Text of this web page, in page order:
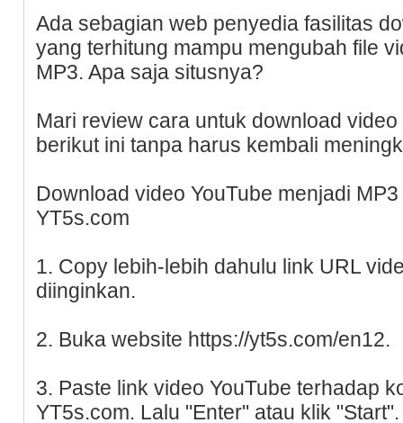
Ada sebagian web penyedia fasilitas
yang terhitung mampu mengubah file
MP3. Apa saja situsnya?
Mari review cara untuk download
berikut ini tanpa harus kembali
Download video YouTube menjadi
YT5s.com
1. Copy lebih-lebih dahulu link URL
diinginkan.
2. Buka website https://yt5s.com/en12.
3. Paste link video YouTube terhadap
YT5s.com. Lalu "Enter" atau klik "Start".